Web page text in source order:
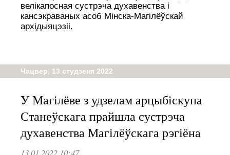
велікапосная сустрэча духавенства і
кансэкраваных асоб Мінска-Магілёўскай
архідыяцэзіі.
Чацвер, 13 студзеня 2022
У Магілёве з удзелам арцыбіскупа
Станеўскага прайшла сустрэча
духавенства Магілёўскага рэгіёна
13.01.2022 10:47